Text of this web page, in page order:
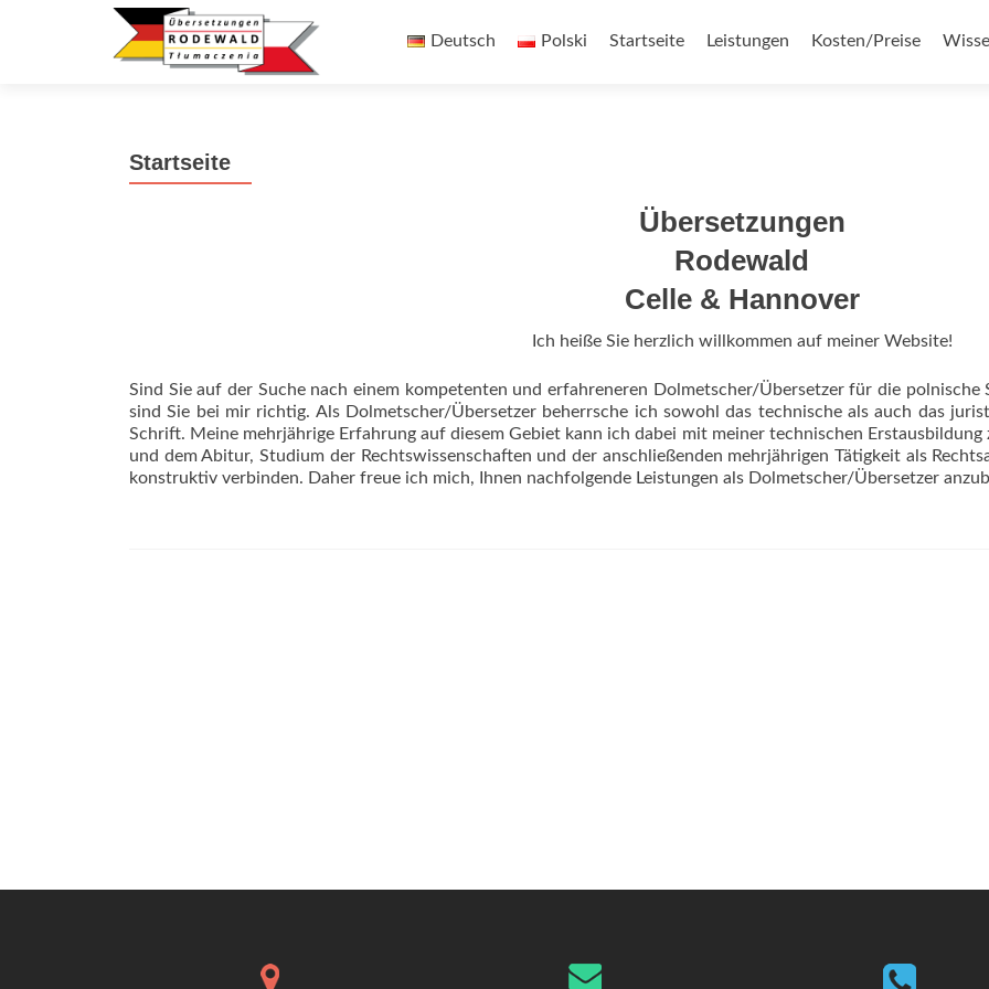
InhaltDeutsch Polski Startseite Leistungen Kosten/Preise
Startseite
Übersetzungen
Rodewald
Celle & Hannover
Ich heiße Sie herzlich willkommen auf meiner Website!
Sind Sie auf der Suche nach einem kompetenten und erfahreneren Dolmetscher/Übersetzer für die polnische
sind Sie bei mir richtig. Als Dolmetscher/Übersetzer beherrsche ich sowohl das technische als auch das
Schrift. Meine mehrjährige Erfahrung auf diesem Gebiet kann ich dabei mit meiner technischen Erstausbildung
und dem Abitur, Studium der Rechtswissenschaften und der anschließenden mehrjährigen Tätigkeit als
konstruktiv verbinden. Daher freue ich mich, Ihnen nachfolgende Leistungen als Dolmetscher/Übersetzer